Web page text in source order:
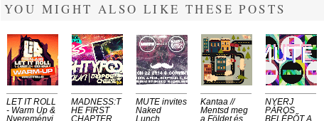
YOU MIGHT ALSO LIKE THESE POSTS
LET IT ROLL
- Warm Up &
Nyereményj
MADNESS:T
HE FIRST
CHAPTER
MUTE invites
Naked
Lunch
Kantaa //
Mentsd meg
a Földet és
NYERJ
PÁROS
BELÉPŐT A